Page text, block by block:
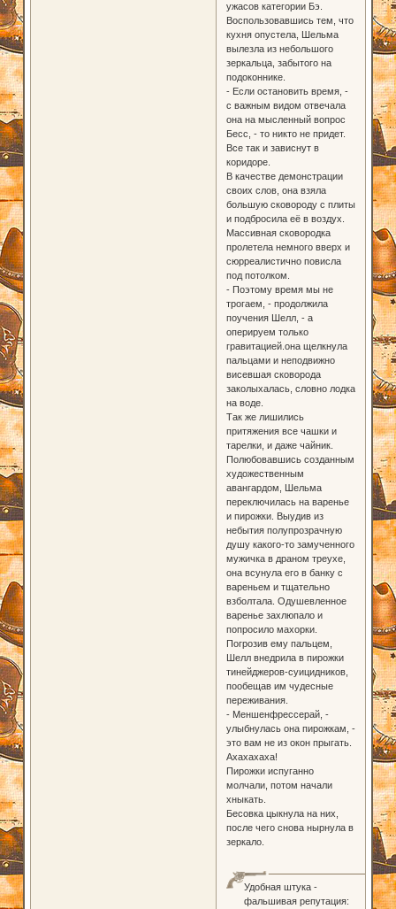
ужасов категории Бэ.
Воспользовавшись тем, что
кухня опустела, Шельма
вылезла из небольшого
зеркальца, забытого на
подоконнике.
- Если остановить время, -
с важным видом отвечала
она на мысленный вопрос
Бесс, - то никто не придет.
Все так и зависнут в
коридоре.
В качестве демонстрации
своих слов, она взяла
большую сковороду с плиты
и подбросила её в воздух.
Массивная сковородка
пролетела немного вверх и
сюрреалистично повисла
под потолком.
- Поэтому время мы не
трогаем, - продолжила
поучения Шелл, - а
оперируем только
гравитацией.она щелкнула
пальцами и неподвижно
висевшая сковорода
заколыхалась, словно лодка
на воде.
Так же лишились
притяжения все чашки и
тарелки, и даже чайник.
Полюбовавшись созданным
художественным
авангардом, Шельма
переключилась на варенье
и пирожки. Выудив из
небытия полупрозрачную
душу какого-то замученного
мужичка в драном треухе,
она всунула его в банку с
вареньем и тщательно
взболтала. Одушевленное
варенье захлюпало и
попросило махорки.
Погрозив ему пальцем,
Шелл внедрила в пирожки
тинейджеров-суицидников,
пообещав им чудесные
переживания.
- Меншенфрессерай, -
улыбнулась она пирожкам, -
это вам не из окон прыгать.
Ахахахаха!
Пирожки испуганно
молчали, потом начали
хныкать.
Бесовка цыкнула на них,
после чего снова нырнула в
зеркало.
Удобная штука -
фальшивая репутация: